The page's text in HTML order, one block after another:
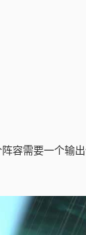
容需要一个输